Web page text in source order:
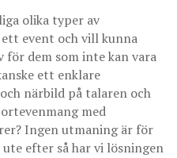
olika typer av
event och vill kunna
dem som inte kan vara
ett enklare
närbild på talaren och
med
Ingen utmaning är för
efter så har vi lösningen